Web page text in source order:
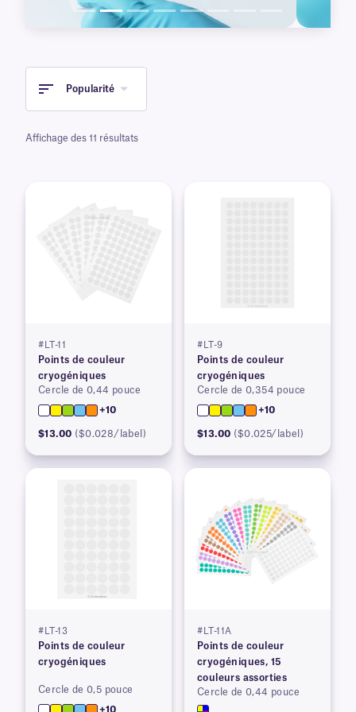
Popularité
Affichage des 11 résultats
#LT-11
Points de couleur
cryogéniques
Cercle de 0,44 pouce
+10
$13.00 ($0.028/label)
#LT-9
Points de couleur
cryogéniques
Cercle de 0,354 pouce
+10
$13.00 ($0.025/label)
#LT-13
Points de couleur
cryogéniques
Cercle de 0,5 pouce
+10
#LT-11A
Points de couleur
cryogéniques, 15
couleurs assorties
Cercle de 0,44 pouce